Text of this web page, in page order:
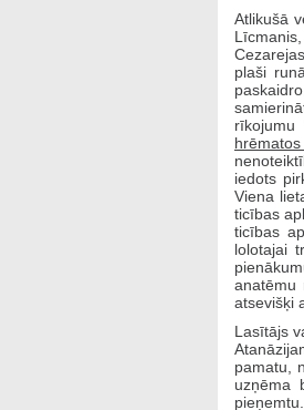
Atlikušā
plaši
iedots
Viena
ticības
ticības
lolotajai
anatēmu
atsevišķi
Lasītājs
pamatu,
uzņēma